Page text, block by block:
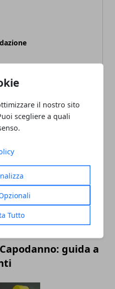
il nostro sito
scegliere a quali
Tutto
guida a